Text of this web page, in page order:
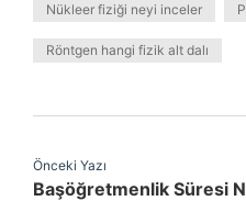
Nükleer fiziği neyi inceler
Röntgen hangi fizik alt dalı
Önceki Yazı
Başöğretmenlik Süresi